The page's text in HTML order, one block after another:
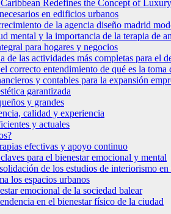
Redefines the Concept of
en edificios urbanos
de la agencia diseño madrid
mental y la importancia de la terapia de
para hogares y negocios
de las actividades más completas para
correcto entendimiento de qué es la toma
y contables para la expansión
garantizada
y grandes
calidad y experiencia
y actuales
efectivas y apoyo continuo
para el bienestar emocional y mental
de los estudios de interiorismo
los espacios urbanos
emocional de la sociedad balear
en el bienestar físico de la ciudad